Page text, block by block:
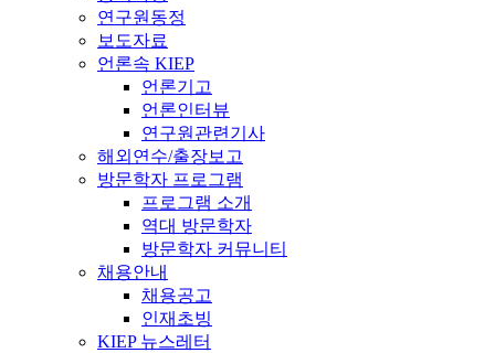
연구원동정
보도자료
언론속 KIEP
언론기고
언론인터뷰
연구원관련기사
해외연수/출장보고
방문학자 프로그램
프로그램 소개
역대 방문학자
방문학자 커뮤니티
채용안내
채용공고
인재초빙
KIEP 뉴스레터